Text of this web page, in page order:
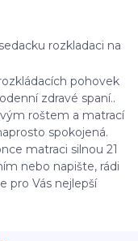
rozkladaci na
pohovek
zdravé spaní..
roštem a matrací
spokojená.
matraci silnou 21
nebo napište, rádi
pro Vás nejlepší